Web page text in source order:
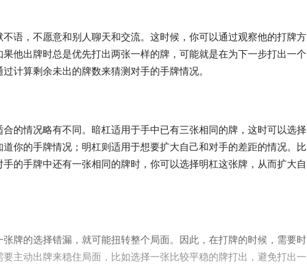
语，不愿意和别人聊天和交流。这时候，你可以通过观察他的打牌方
他出牌时总是优先打出两张一样的牌，可能就是在为下一步打出一个
计算剩余未出的牌数来猜测对手的手牌情况。
的情况略有不同。暗杠适用于手中已有三张相同的牌，这时可以选择
你的手牌情况；明杠则适用于想要扩大自己和对手的差距的情况。比
的手牌中还有一张相同的牌时，你可以选择明杠这张牌，从而扩大自
牌的选择错漏，就可能扭转整个局面。因此，在打牌的时候，需要时
主动出牌来稳住局面，比如选择一张比较平稳的牌打出，避免打出一